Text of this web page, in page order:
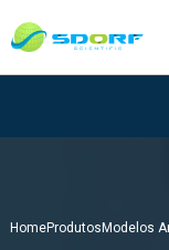
HomeProdutos Modelos